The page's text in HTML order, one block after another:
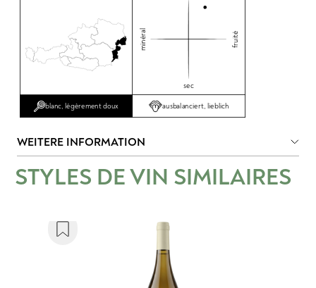
minéral fruité
sec
blanc, légèrement doux ausbalanciert, lieblich
WEITERE INFORMATION
STYLES DE VIN SIMILAIRES